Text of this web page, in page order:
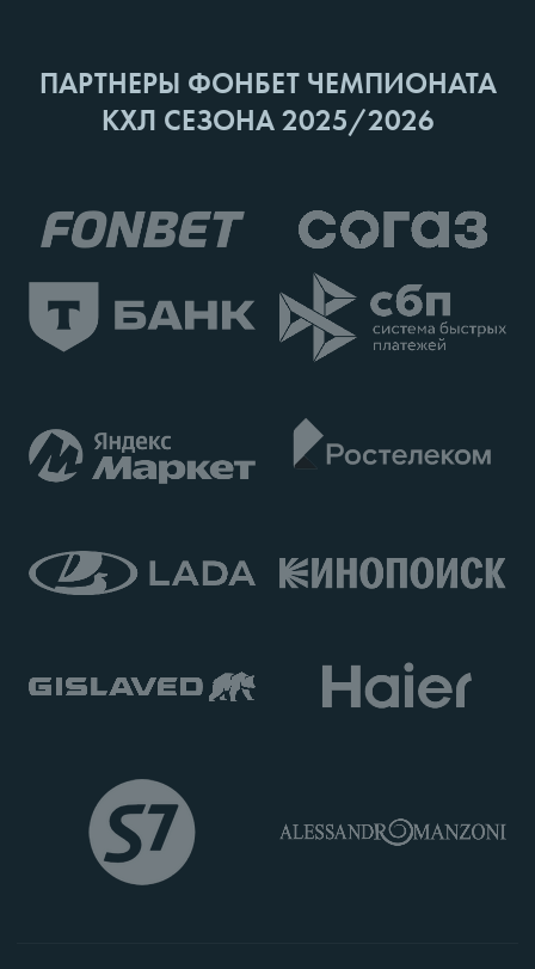
ПАРТНЕРЫ ФОНБЕТ ЧЕМПИОНАТА
КХЛ СЕЗОНА 2025/2026